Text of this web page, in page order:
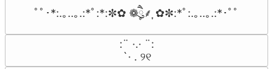
ﾟﾟ･*:.｡..｡.:*ﾟ:*:✼✿ ❁ཻུ۪۪⸙͎ ✿✼:*ﾟ:.｡..｡.:*･ﾟﾟ
⠀:¨ ·.· ¨:⠀
⠀ `· . ୨୧⠀